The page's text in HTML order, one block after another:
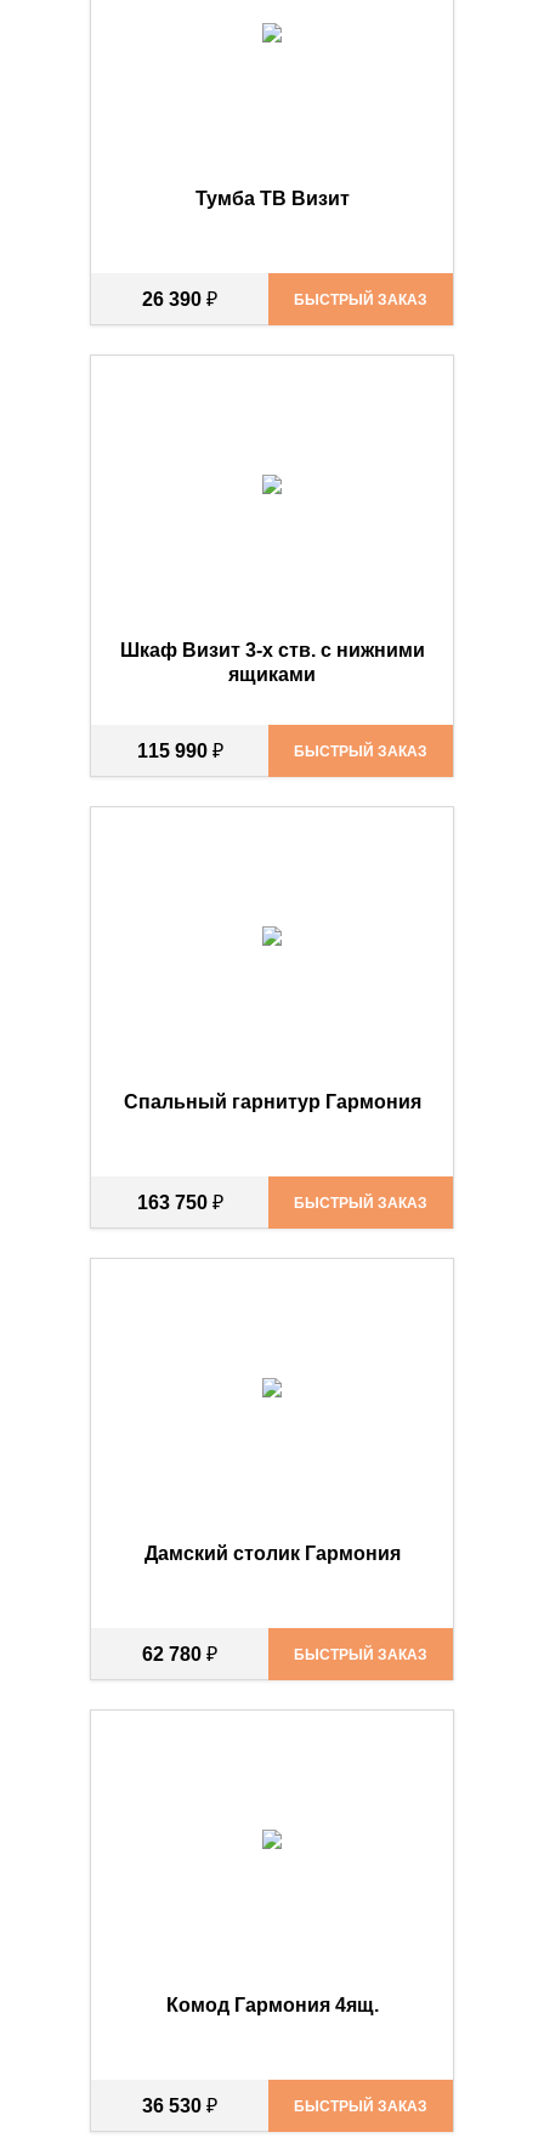
Тумба ТВ Визит
26 390 ₽ БЫСТРЫЙ ЗАКАЗ
Шкаф Визит 3-х ств. с нижними
ящиками
115 990 ₽ БЫСТРЫЙ ЗАКАЗ
Спальный гарнитур Гармония
163 750 ₽ БЫСТРЫЙ ЗАКАЗ
Дамский столик Гармония
62 780 ₽ БЫСТРЫЙ ЗАКАЗ
Комод Гармония 4ящ.
36 530 ₽ БЫСТРЫЙ ЗАКАЗ